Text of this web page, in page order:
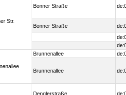
Str.
Bonner Straße
Bonner Straße
Brunnenallee
Brunnenallee
Denglerstraße